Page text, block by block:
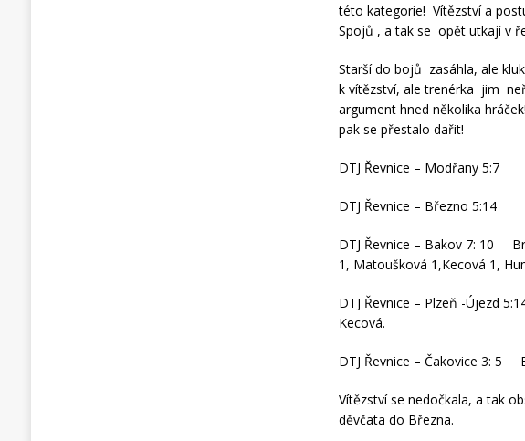
této kategorie! Vítězství a
Spojů , a tak se opět utkají v
Starší do bojů zasáhla, ale
k vítězství, ale trenérka jim
argument hned několika
pak se přestalo dařit!
DTJ Řevnice – Modřany 5:7
DTJ Řevnice – Březno 5:14
DTJ Řevnice – Bakov 7: 10
1, Matoušková 1,Kecová 1,
DTJ Řevnice – Plzeň -Újezd
Kecová.
DTJ Řevnice – Čakovice 3: 5
Vítězství se nedočkala, a tak
děvčata do Března.